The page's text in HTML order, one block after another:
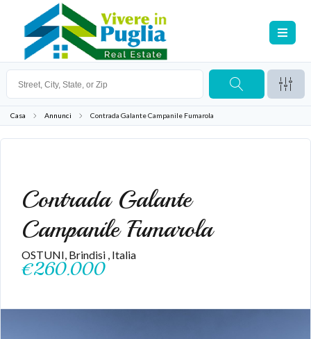
Casa Annunci Contrada Galante Campanile Fumarola
Contrada Galante
Campanile Fumarola
OSTUNI, Brindisi , Italia
€260.000